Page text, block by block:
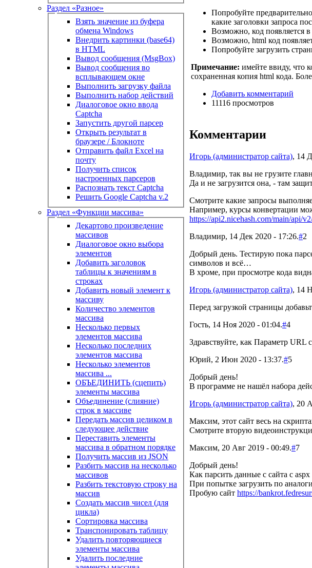
Раздел «Разное»
Взять значение из буфера
обмена Windows
Внедрить картинки (base64)
в HTML
Вывод сообщения (MsgBox)
Вывод сообщения во
всплывающем окне
Выполнить загрузку файла
Выполнить набор действий
Диалоговое окно ввода
Captcha
Запустить другой парсер
Открыть результат в
браузере / Блокноте
Отправить файл Excel на
почту
Получить список
настроенных парсеров
Распознать текст Captcha
Решить Google Captcha v.2
Раздел «Функции массива»
Декартово произведение
массивов
Диалоговое окно выбора
элементов
Добавить заголовок
таблицы к значениям в
строках
Добавить новый элемент к
массиву
Количество элементов
массива
Несколько первых
элементов массива
Несколько последних
элементов массива
Несколько элементов
массива ...
ОБЪЕДИНИТЬ (сцепить)
элементы массива
Объединение (слияние)
строк в массиве
Передать массив целиком в
следующее действие
Переставить элементы
массива в обратном порядке
Получить массив из JSON
Разбить массив на несколько
массивов
Разбить текстовую строку на
массив
Создать массив чисел (для
цикла)
Сортировка массива
Транспонировать таблицу
Удалить повторяющиеся
элементы массива
Удалить последние
Попробуйте
какие заголовки запроса
Возможно, код появляется
Возможно, html код
Попробуйте загрузить
Примечание: имейте ввиду, что
сохраненная копия html кода.
Добавить комментарий
11116 просмотров
Комментарии
Игорь (администратор сайта), 14
Владимир, так вы не грузите
Да и не загрузится она, - там
Смотрите какие запросы
Например, курсы конвертации
https://api2.nicehash.com/main/api/
Владимир, 14 Дек 2020 - 17:26.#2
Добрый день. Тестирую пока
символов и всё…
В хроме, при просмотре кода
Игорь (администратор сайта), 14
Перед загрузкой страницы
Гость, 14 Ноя 2020 - 01:04.#4
Здравствуйте, как Параметр URL
Юрий, 2 Июн 2020 - 13:37.#5
Добрый день!
В программе не нашёл набора
Игорь (администратор сайта), 20
Максим, этот сайт весь на
Смотрите вторую
Максим, 20 Авг 2019 - 00:49.#7
Добрый день!
Как парсить данные с сайта с aspx
При попытке загрузить по
Пробую сайт https://